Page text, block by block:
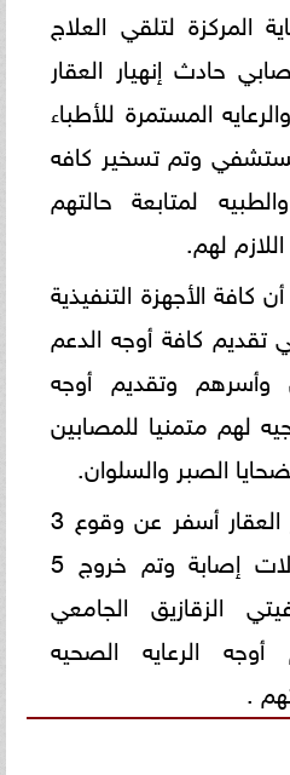
المركزة لتلقي العلاج
حادث إنهيار العقار
المستمرة للأطباء
وتم تسخير كافه
لمتابعة حالتهم
لهم.
كافة الأجهزة التنفيذية
تقديم كافة أوجه الدعم
وأسرهم وتقديم أوجه
لهم متمنيا للمصابين
الصبر والسلوان.
يذكر أن حادث انهيار العقار أسفر عن وقوع 3
حالات وفاه و 7 حالات إصابة وتم خروج 5
الزقازيق الجامعي
الرعايه الصحيه
.